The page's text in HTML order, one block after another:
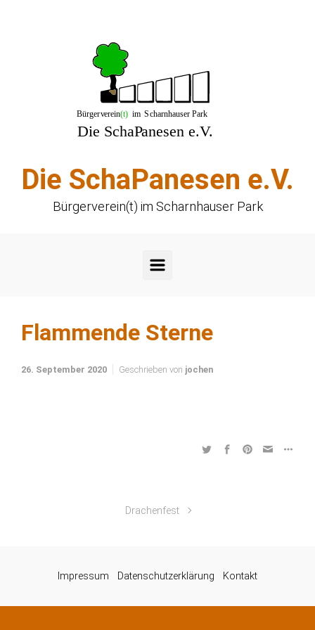
Die SchaPanesen e.V.
Bürgerverein(t) im Scharnhauser Park
Flammende Sterne
26. September 2020 Geschrieben von jochen
Drachenfest
Impressum Datenschutzerklärung Kontakt